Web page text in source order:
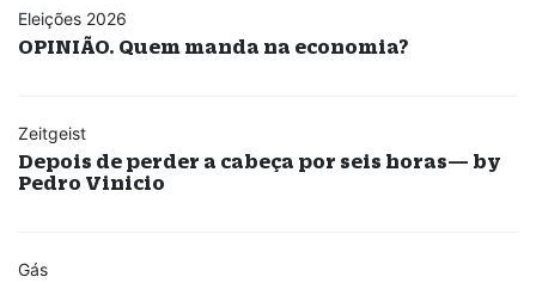
Eleições 2026
OPINIÃO. Quem manda na economia?
Zeitgeist
Depois de perder a cabeça por seis horas— by
Pedro Vinicio
Gás